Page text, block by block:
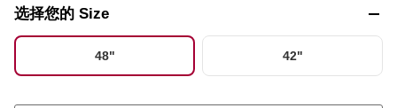
选择您的 Size
48" 42"